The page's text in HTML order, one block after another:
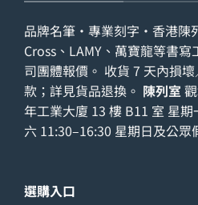
品牌名筆・專業刻字・香港陳
Cross、LAMY、萬寶龍等書
司團體報價。 收貨 7 天內損
款；詳見貨品退換 。 陳列室
年工業大廈 13 樓 B11 室 星
六 11:30–16:30 星期日及公眾
選購入口